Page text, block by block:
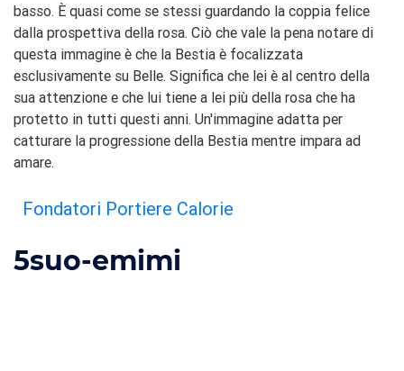
basso. È quasi come se stessi guardando la coppia felice
dalla prospettiva della rosa. Ciò che vale la pena notare di
questa immagine è che la Bestia è focalizzata
esclusivamente su Belle. Significa che lei è al centro della
sua attenzione e che lui tiene a lei più della rosa che ha
protetto in tutti questi anni. Un'immagine adatta per
catturare la progressione della Bestia mentre impara ad
amare.
Fondatori Portiere Calorie
5suo-emimi